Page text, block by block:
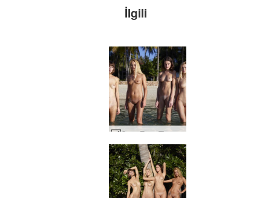
İlgili
Coxy Flora Thea Zaika 4 diva #27